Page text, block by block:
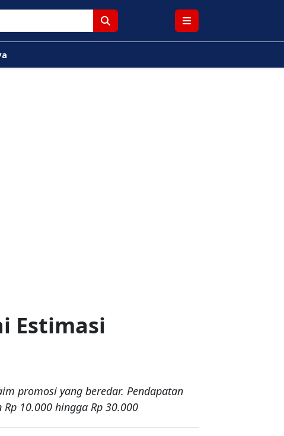
Estimasi
promosi yang beredar. Pendapatan
10.000 hingga Rp 30.000